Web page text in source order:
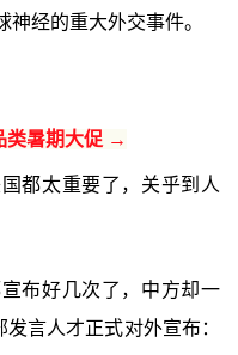
经的重大外交事件。
类暑期大促 →
都太重要了，关乎到人
布好几次了，中方却一
言人才正式对外宣布：